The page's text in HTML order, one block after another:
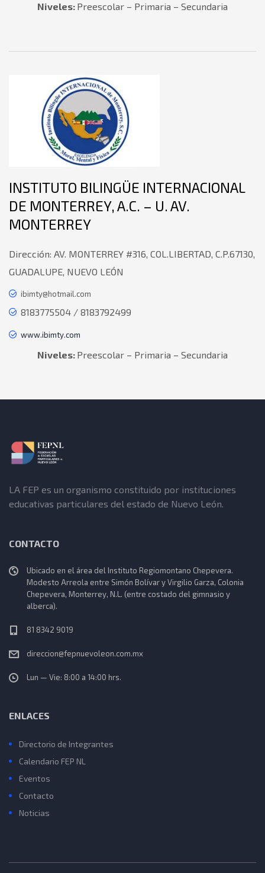
Niveles: Preescolar – Primaria – Secundaria
INSTITUTO BILINGÜE INTERNACIONAL
DE MONTERREY, A.C. – U. AV.
MONTERREY
Dirección: AV. MONTERREY #316, COL.LIBERTAD, C.P.67130,
GUADALUPE, NUEVO LEÓN
ibimty@hotmail.com
8183775504 / 8183792499
www.ibimty.com
Niveles: Preescolar – Primaria – Secundaria
LA FEP es un organismo constituido por instituciones
educativas particulares del estado de Nuevo León.
CONTACTO
Ubicado en el área del Instituto Regiomontano Chepevera.
Modesto Arreola entre Simón Bolívar y Virgilio Garza, Colonia
Chepevera, Monterrey, N.L. (entre costado del gimnasio y
alberca).
81 8342 9019
direccion@fepnuevoleon.com.mx
Lun — Vie: 8:00 a 14:00 hrs.
ENLACES
Directorio de Integrantes
Calendario FEP NL
Eventos
Contacto
Noticias